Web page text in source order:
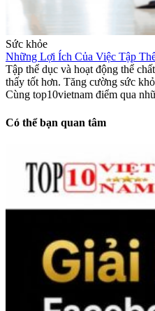
Sức khỏe
Những Lợi Ích Của Việc Tập
Tập thể dục và hoạt động thể
thấy tốt hơn. Tăng cường sức
Cùng top10vietnam điểm qua
Có thể bạn quan tâm